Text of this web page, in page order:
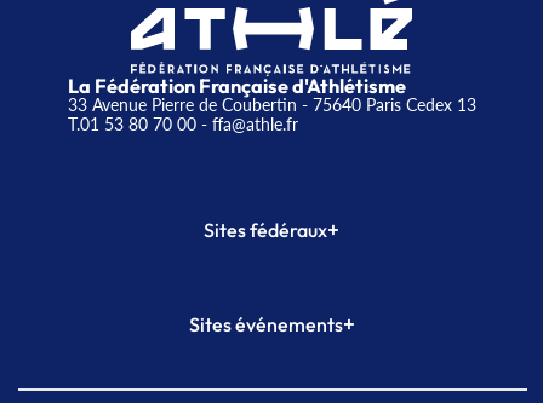
La Fédération Française d'Athlétisme
33 Avenue Pierre de Coubertin - 75640 Paris Cedex 13
T.01 53 80 70 00- ffa@athle.fr
Sites fédéraux+
Plateforme Formation
Sites événements+
Meeting de Paris indoor